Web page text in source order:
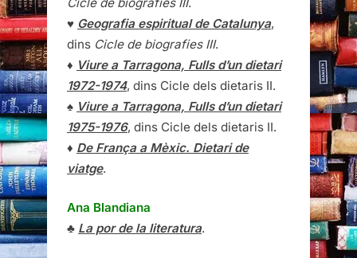
♥ Geografia espiritual de Catalunya,
dins Cicle de biografies III.
♦ Viure a Tarragona, Fulls d’un dietari
1972-1974, dins Cicle dels dietaris II.
♠ Viure a Tarragona, Fulls d’un dietari
1975-1976, dins Cicle dels dietaris II.
♦ De França a Mèxic. Dietari de
viatge.
Ana Blandiana
♣ La por de la literatura.